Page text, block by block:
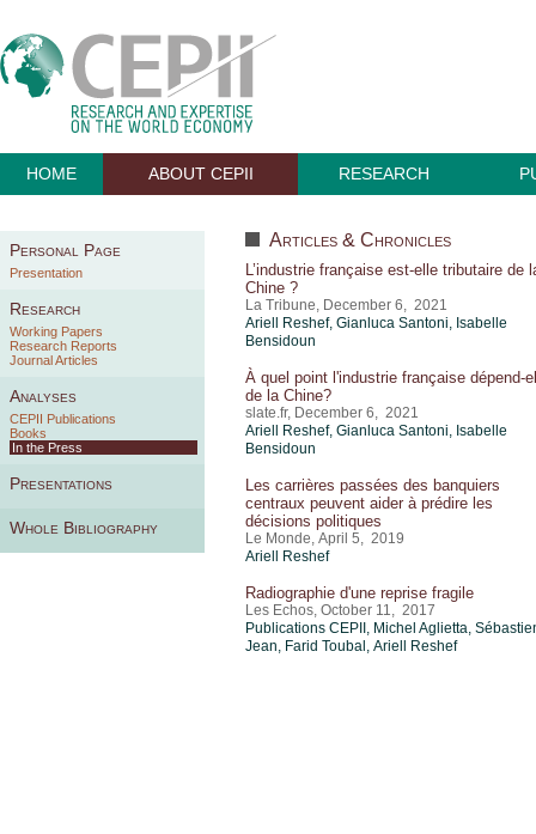
HOME ABOUT CEPII RESEARCH
Personal Page
Presentation
Research
Working Papers
Research Reports
Journal Articles
Analyses
CEPII Publications
Books
In the Press
Presentations
Whole Bibliography
Articles & Chronicles
L’industrie française est-elle tributaire de
Chine ?
La Tribune, December 6, 2021
Ariell Reshef, Gianluca Santoni, Isabelle
Bensidoun
À quel point l'industrie française dépend-
de la Chine?
slate.fr, December 6, 2021
Ariell Reshef, Gianluca Santoni, Isabelle
Bensidoun
Les carrières passées des banquiers
centraux peuvent aider à prédire les
décisions politiques
Le Monde, April 5, 2019
Ariell Reshef
Radiographie d'une reprise fragile
Les Echos, October 11, 2017
Publications CEPII, Michel Aglietta,
Jean, Farid Toubal , Ariell Reshef